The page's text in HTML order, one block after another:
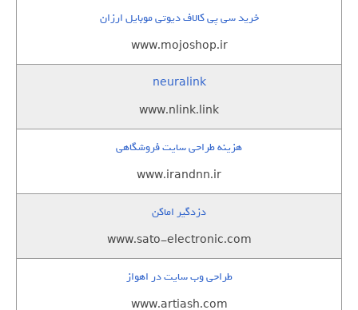
خرید سی پی کالاف دیوتی موبایل ارزان
www.mojoshop.ir
neuralink
www.nlink.link
هزینه طراحی سایت فروشگاهی
www.irandnn.ir
دزدگیر اماکن
www.sato-electronic.com
طراحی وب سایت در اهواز
www.artiash.com